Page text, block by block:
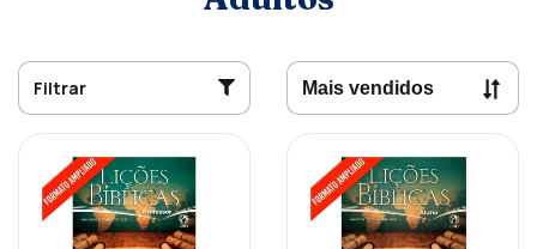
Filtrar